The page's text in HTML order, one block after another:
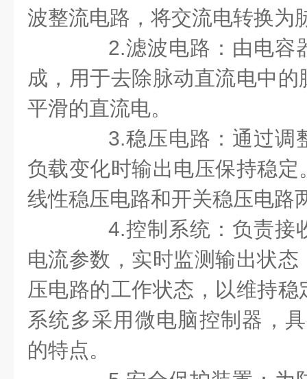
波整流电路，将交流电转换为
2.滤波电路：由电容
成，用于去除脉动直流电中
平滑的直流电。
3.稳压电路：通过调
负载变化时输出电压保持稳
线性稳压电路和开关稳压电路
4.控制系统：负责接
电流参数，实时监测输出状
压电路的工作状态，以维持
系统多采用微电脑控制器，
的特点。